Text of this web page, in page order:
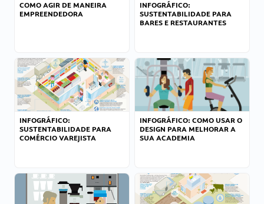
COMO AGIR DE MANEIRA
EMPREENDEDORA
INFOGRÁFICO:
SUSTENTABILIDADE PARA
BARES E RESTAURANTES
INFOGRÁFICO:
SUSTENTABILIDADE PARA
COMÉRCIO VAREJISTA
INFOGRÁFICO: COMO USAR O
DESIGN PARA MELHORAR A
SUA ACADEMIA